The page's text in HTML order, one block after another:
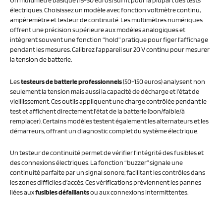
électriques. Choisissez un modèle avec fonction voltmètre continu,
ampèremètre et testeur de continuité. Les multimètres numériques
offrent une précision supérieure aux modèles analogiques et
intègrent souvent une fonction “hold” pratique pour figer l’affichage
pendant les mesures. Calibrez l’appareil sur 20 V continu pour mesurer
la tension de batterie.
Lestesteurs de batterie professionnels(50-150 euros) analysent non
seulement la tension mais aussi la capacité de décharge et l’état de
vieillissement. Ces outils appliquent une charge contrôlée pendant le
test et affichent directement l’état de la batterie (bon/faible/à
remplacer). Certains modèles testent également les alternateurs et les
démarreurs, offrant un diagnostic complet du système électrique.
Un testeur de continuité permet de vérifier l’intégrité des fusibles et
des connexions électriques. La fonction “buzzer” signale une
continuité parfaite par un signal sonore, facilitant les contrôles dans
les zones difficiles d’accès. Ces vérifications préviennent les pannes
liées auxfusibles défaillantsou aux connexions intermittentes.